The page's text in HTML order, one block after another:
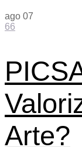
ago 07
66
Arte?